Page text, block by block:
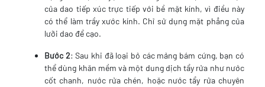
của dao tiếp xúc trực tiếp với bề mặt kính, vì điều này
có thể làm trầy xước kính. Chỉ sử dụng mặt phẳng của
lưỡi dao để cạo.
Bước 2: Sau khi đã loại bỏ các mảng bám cứng, bạn có
thể dùng khăn mềm và một dung dịch tẩy rửa như nước
cốt chanh, nước rửa chén, hoặc nước tẩy rửa chuyên